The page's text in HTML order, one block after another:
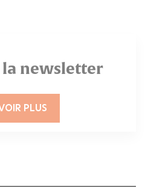
la newsletter
PLUS